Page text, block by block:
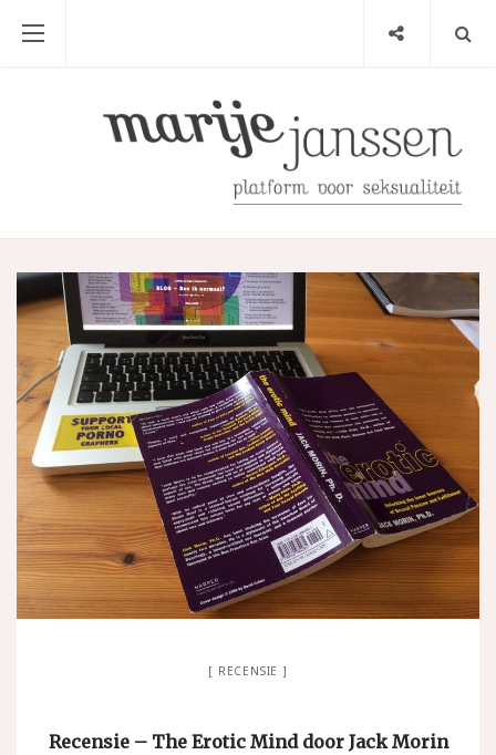
RECENSIE
Recensie – The Erotic Mind door Jack Morin